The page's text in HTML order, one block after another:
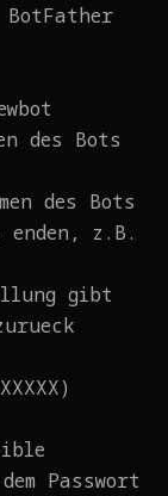
BotFather
des Bots
des Bots
z.B.
gibt
Passwort